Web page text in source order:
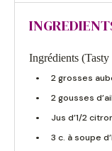
Ingrédients (Tasty
2 grosses
2 gousses
Jus d’1/2
3 c. à soupe